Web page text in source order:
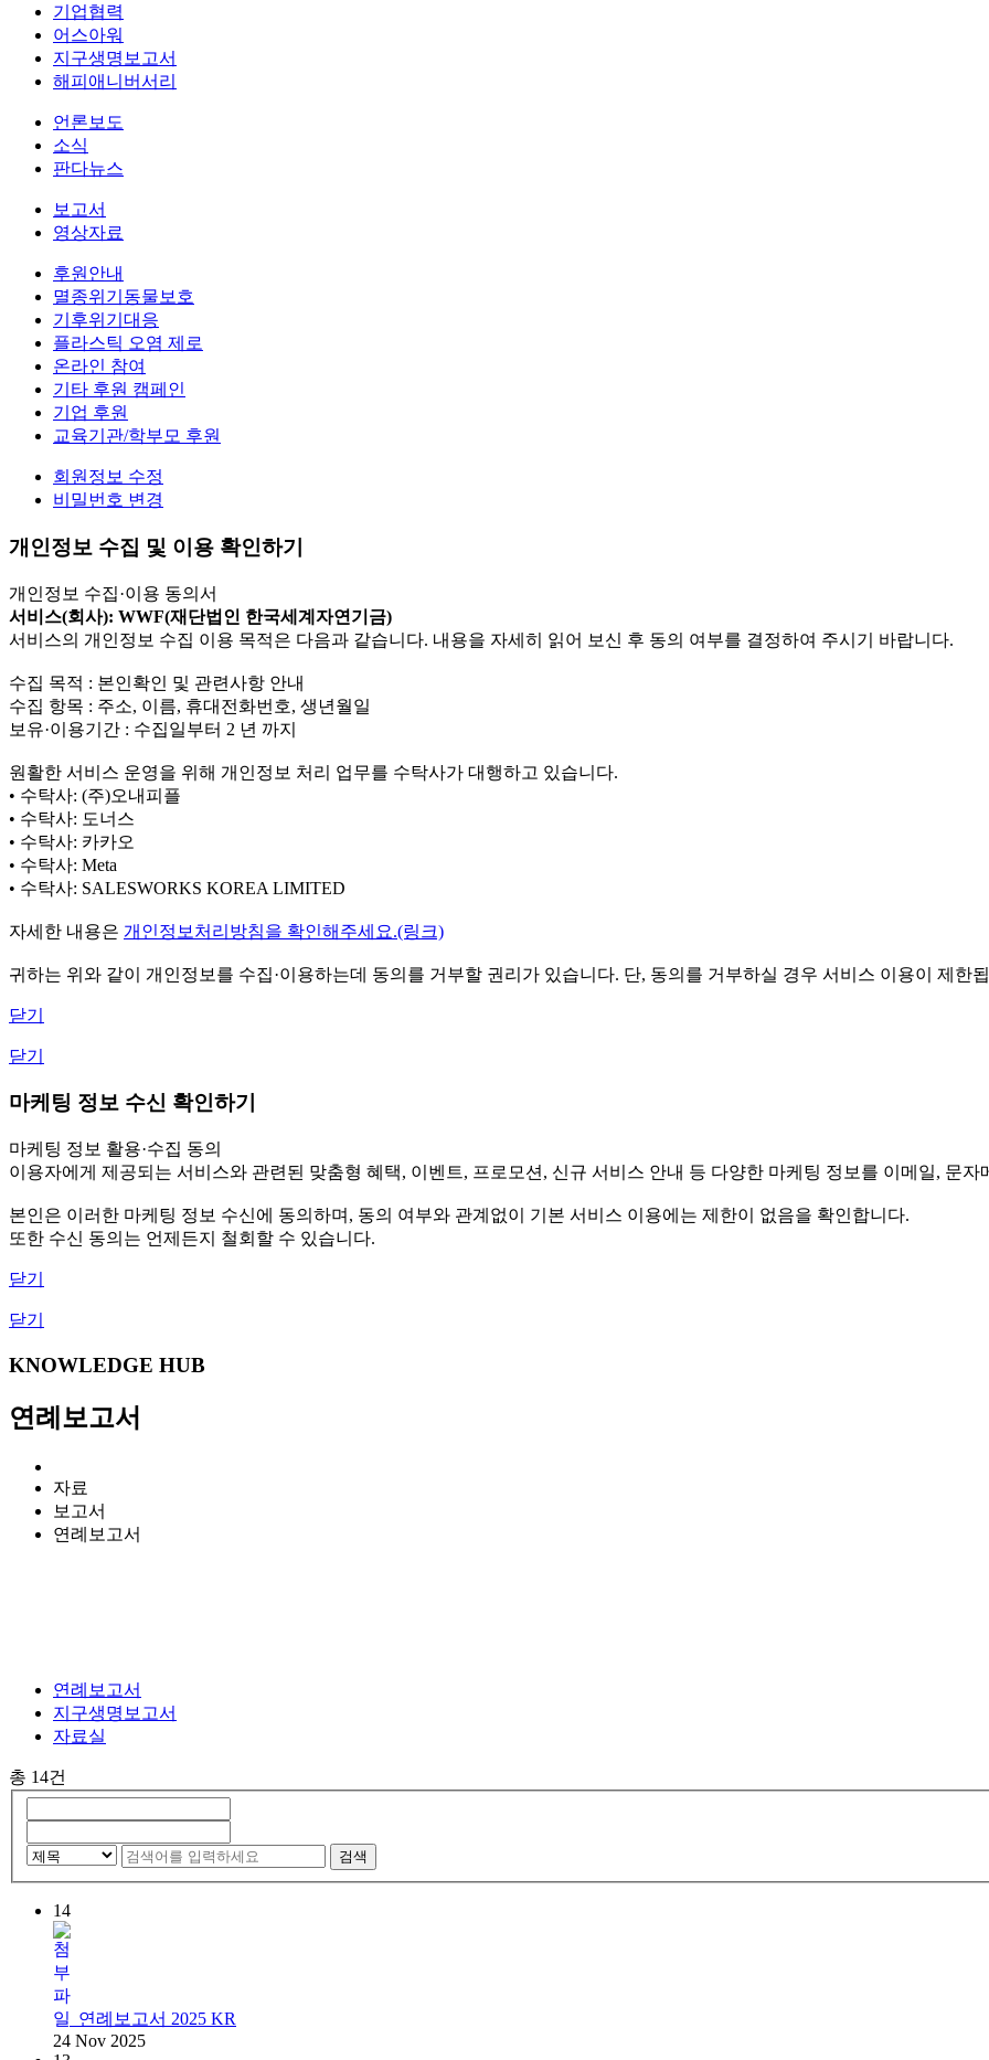
기업협력
어스아워
지구생명보고서
해피애니버서리
언론보도
소식
판다뉴스
보고서
영상자료
후원안내
멸종위기동물보호
기후위기대응
플라스틱 오염 제로
온라인 참여
기타 후원 캠페인
기업 후원
교육기관/학부모 후원
회원정보 수정
비밀번호 변경
개인정보 수집 및 이용 확인하기
개인정보 수집·이용 동의서
서비스(회사): WWF(재단법인 한국세계자연기금)
서비스의 개인정보 수집 이용 목적은 다음과 같습니다. 내용을 자세히 읽어 보신 후 동의 여부를 결정하여 주시기 바랍니다.
수집 목적 : 본인확인 및 관련사항 안내
수집 항목 : 주소, 이름, 휴대전화번호, 생년월일
보유·이용기간 : 수집일부터 2 년 까지
원활한 서비스 운영을 위해 개인정보 처리 업무를 수탁사가 대행하고 있습니다.
• 수탁사: (주)오내피플
• 수탁사: 도너스
• 수탁사: 카카오
• 수탁사: Meta
• 수탁사: SALESWORKS KOREA LIMITED
자세한 내용은 개인정보처리방침을 확인해주세요.(링크)
귀하는 위와 같이 개인정보를 수집·이용하는데 동의를 거부할 권리가 있습니다. 단, 동의를 거부하실 경우 서비스 이용이 제한
닫기
닫기
마케팅 정보 수신 확인하기
마케팅 정보 활용·수집 동의
이용자에게 제공되는 서비스와 관련된 맞춤형 혜택, 이벤트, 프로모션, 신규 서비스 안내 등 다양한 마케팅 정보를 이메일, 문
본인은 이러한 마케팅 정보 수신에 동의하며, 동의 여부와 관계없이 기본 서비스 이용에는 제한이 없음을 확인합니다.
또한 수신 동의는 언제든지 철회할 수 있습니다.
닫기
닫기
KNOWLEDGE HUB
연례보고서
자료
보고서
연례보고서
연례보고서
지구생명보고서
자료실
총 14건
검색
14
연례보고서 2025 KR
24 Nov 2025